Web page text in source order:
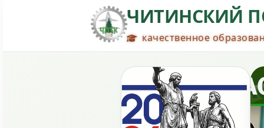
ЧИТИНСКИЙ
качественное